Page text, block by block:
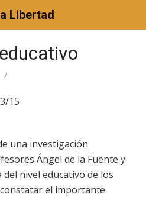
Libertad
/
15
una investigación
Ángel de la Fuente y
del nivel educativo de los
el importante